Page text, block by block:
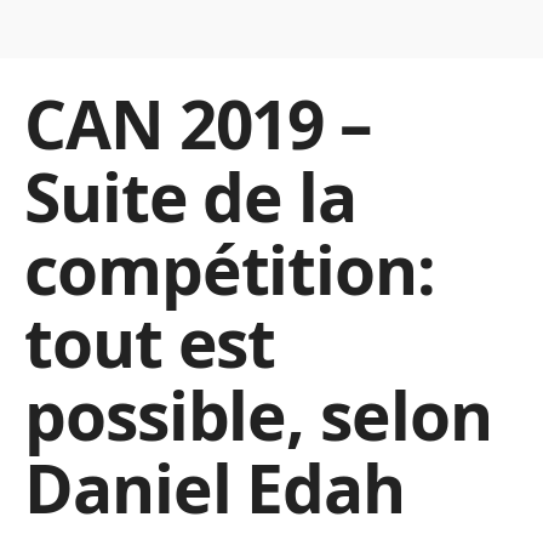
CAN 2019 –
Suite de la
compétition:
tout est
possible, selon
Daniel Edah